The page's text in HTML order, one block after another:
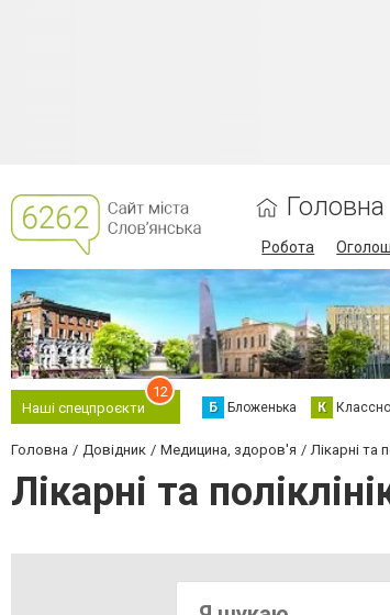
Головна
Робота
Наші спецпроєкти
12
Б Бложенька К
Головна Довідник Медицина, здоров'я Лікарні та
Лікарні та